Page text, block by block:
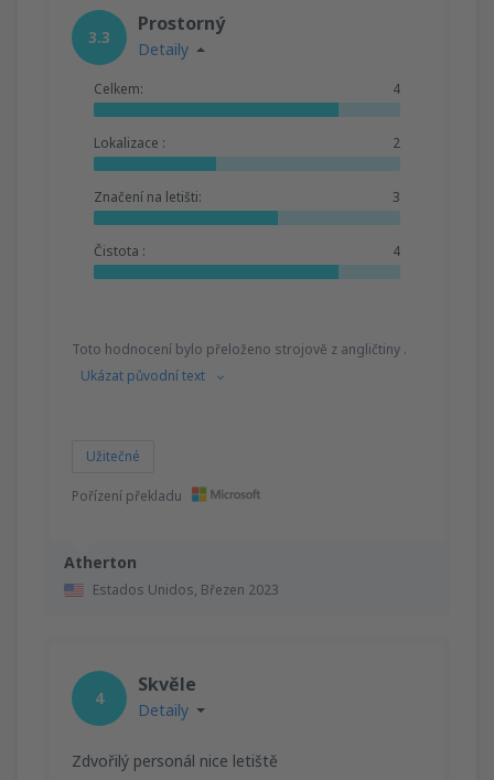
Atherton
Estados Unidos, Březen 2023
3.3
Prostorný
Detaily
Celkem: 4
Lokalizace : 2
Značení na letišti: 3
Čistota : 4
Toto hodnocení bylo přeloženo strojově z angličtiny .
Ukázat původní text
Užitečné
Pořízení překladu
4
Skvěle
Detaily
Zdvořilý personál nice letiště